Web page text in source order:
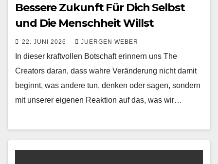
Bessere Zukunft Für Dich Selbst
und Die Menschheit Willst
22. JUNI 2026 JUERGEN WEBER
In dieser kraftvollen Botschaft erinnern uns The
Creators daran, dass wahre Veränderung nicht damit
beginnt, was andere tun, denken oder sagen, sondern
mit unserer eigenen Reaktion auf das, was wir…